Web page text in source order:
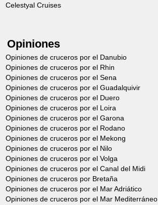
Celestyal Cruises
Opiniones
Opiniones de cruceros por el Danubio
Opiniones de cruceros por el Rhin
Opiniones de cruceros por el Sena
Opiniones de cruceros por el Guadalquivir
Opiniones de cruceros por el Duero
Opiniones de cruceros por el Loira
Opiniones de cruceros por el Garona
Opiniones de cruceros por el Rodano
Opiniones de cruceros por el Mekong
Opiniones de cruceros por el Nilo
Opiniones de cruceros por el Volga
Opiniones de cruceros por el Canal del Midi
Opiniones de cruceros por Bretaña
Opiniones de cruceros por el Mar Adriático
Opiniones de cruceros por el Mar Mediterráneo